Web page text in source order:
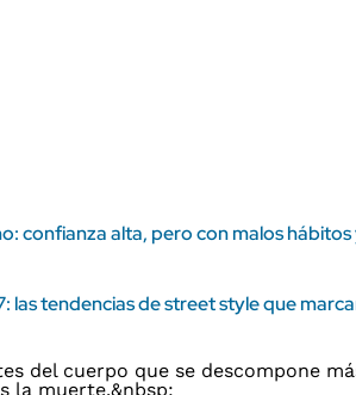
confianza alta, pero con malos hábitos
las tendencias de street style que